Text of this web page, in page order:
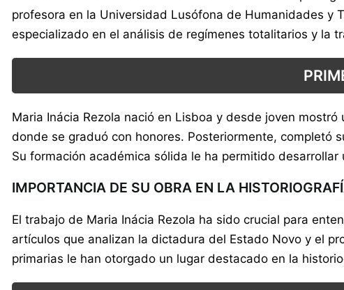
profesora en la Universidad Lusófona de Humanidades y
especializado en el análisis de regímenes totalitarios y la
Maria Inácia Rezola nació en Lisboa y desde joven
donde se graduó con honores. Posteriormente, completó
Su formación académica sólida le ha permitido
IMPORTANCIA DE SU OBRA EN LA
El trabajo de Maria Inácia Rezola ha sido crucial para
artículos que analizan la dictadura del Estado Novo y el
primarias le han otorgado un lugar destacado en la